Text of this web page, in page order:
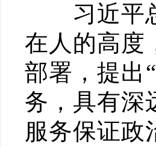
习近平总
在人的高度
部署，提出
务，具有深
服务保证政